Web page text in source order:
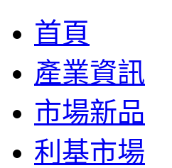
首頁
產業資訊
市場新品
利基市場